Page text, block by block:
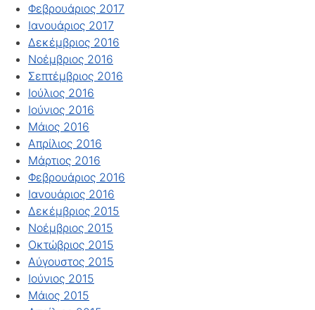
Φεβρουάριος 2017
Ιανουάριος 2017
Δεκέμβριος 2016
Νοέμβριος 2016
Σεπτέμβριος 2016
Ιούλιος 2016
Ιούνιος 2016
Μάιος 2016
Απρίλιος 2016
Μάρτιος 2016
Φεβρουάριος 2016
Ιανουάριος 2016
Δεκέμβριος 2015
Νοέμβριος 2015
Οκτώβριος 2015
Αύγουστος 2015
Ιούνιος 2015
Μάιος 2015